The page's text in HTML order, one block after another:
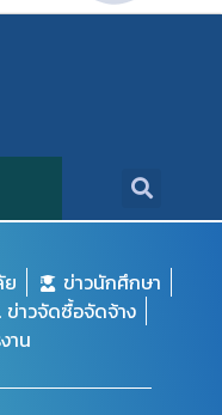
ย
ข่าวนักศึกษา
ข่าวจัดซื้อจัดจ้าง
าน